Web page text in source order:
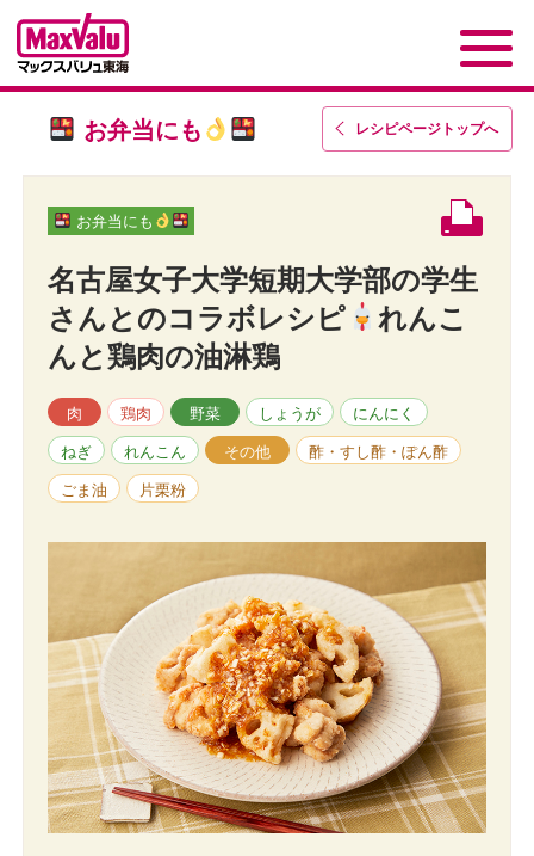
レシピページトップへ
お弁当にも
お弁当にも
名古屋女子大学短期大学部の学生
さんとのコラボレシピ
れんこ
んと鶏肉の油淋鶏
肉 鶏肉 野菜 しょうが にんにく
ねぎ れんこん その他 酢・すし酢・ぽん酢
ごま油 片栗粉